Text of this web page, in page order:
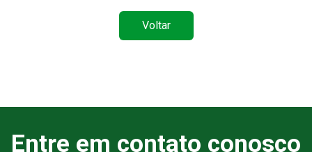
Voltar
Entre em contato conosco